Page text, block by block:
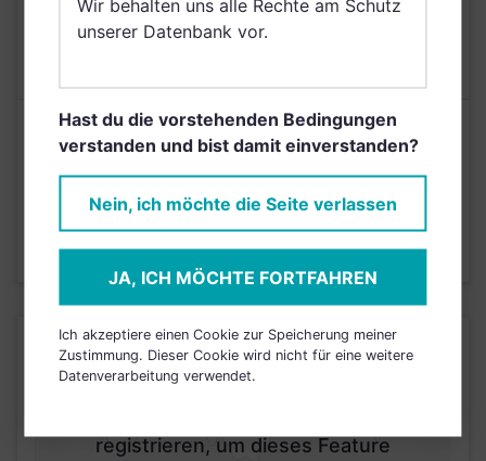
AUSGABEAUFSCHLAG 5,00%
MAX. LAUFENDE
Risikoeinstufung laut Anbieter (KID)
2 3 4 5 6
Stand 31.03.2026
KURSENTWICKLUNG
registrieren, um dieses Feature
Wir behalten uns alle Rechte am Schutz
unserer Datenbank vor.
Hast du die vorstehenden Bedingungen
verstanden und bist damit einverstanden?
Nein, ich möchte die Seite verlassen
JA, ICH MÖCHTE FORTFAHREN
Ich akzeptiere einen Cookie zur Speicherung meiner
Zustimmung. Dieser Cookie wird nicht für eine weitere
Datenverarbeitung verwendet.